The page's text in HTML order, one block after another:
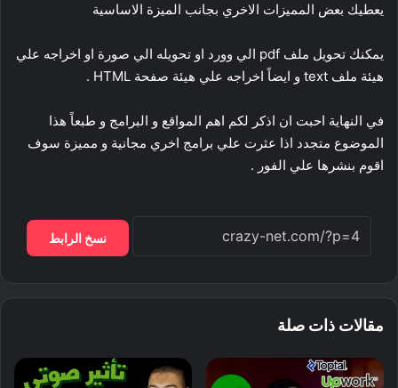
يعطيك بعض المميزات الاخري بجانب الميزة الاساسية
يمكنك تحويل ملف pdf الي وورد او تحويله الي صورة او اخراجه علي
هيئة ملف text و ايضاً اخراجه علي هيئة صفحة HTML .
في النهاية احبت ان اذكر لكم اهم المواقع و البرامج و طبعاً هذا
الموضوع متجدد اذا عثرت علي برامج اخري مجانية و مميزة سوف
اقوم بنشرها علي الفور .
نسخ الرابط
مقالات ذات صلة